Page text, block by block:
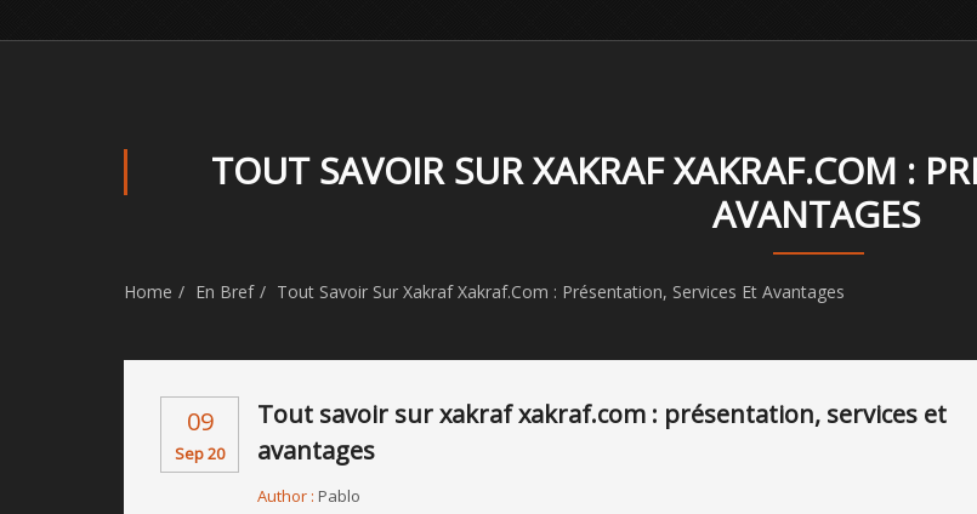
TOUT SAVOIR SUR XAKRAF XAKRAF.COM :
AVANTAGES
Home En Bref Tout Savoir Sur Xakraf Xakraf.com : Présentation, Services Et Avantages
09
Sep 20
Tout savoir sur xakraf xakraf.com : présentation, services et
avantages
Author : Pablo